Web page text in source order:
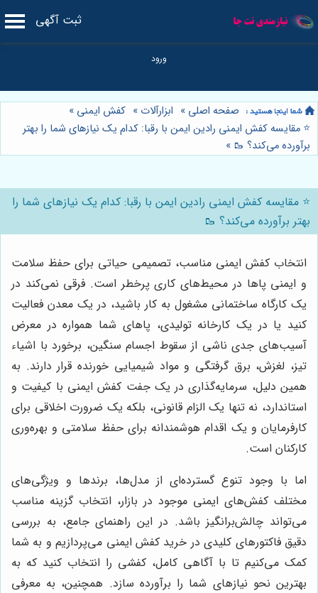
ثبت آگهی
صفحه اصلی » ابزارآلات » کفش ایمنی »
⭐️ مقایسه کفش ایمنی رادین ایمن با رقبا: کدام یک نیازهای شما را بهتر
برآورده می‌کند؟ 🥾 »
⭐️ مقایسه کفش ایمنی رادین ایمن با رقبا: کدام یک نیازهای شما را
بهتر برآورده می‌کند؟ 🥾
انتخاب کفش ایمنی مناسب، تصمیمی حیاتی برای حفظ سلامت
و ایمنی پاها در محیط‌های کاری پرخطر است. فرقی نمی‌کند در
یک کارگاه ساختمانی مشغول به کار باشید، در یک معدن فعالیت
کنید یا در یک کارخانه تولیدی، پاهای شما همواره در معرض
آسیب‌های جدی ناشی از سقوط اجسام سنگین، برخورد با اشیاء
تیز، لغزش، برق گرفتگی و مواد شیمیایی خورنده قرار دارند. به
همین دلیل، سرمایه‌گذاری در یک جفت کفش ایمنی با کیفیت و
استاندارد، نه تنها یک الزام قانونی، بلکه یک ضرورت اخلاقی برای
کارفرمایان و یک اقدام هوشمندانه برای حفظ سلامتی و بهره‌وری
کارکنان است.
اما با وجود تنوع گسترده‌ای از مدل‌ها، برندها و ویژگی‌های
مختلف کفش‌های ایمنی موجود در بازار، انتخاب گزینه مناسب
می‌تواند چالش‌برانگیز باشد. در این راهنمای جامع، به بررسی
دقیق فاکتورهای کلیدی در خرید کفش ایمنی می‌پردازیم و به شما
کمک می‌کنیم تا با آگاهی کامل، کفشی را انتخاب کنید که به
بهترین نحو نیازهای شما را برآورده سازد. همچنین، به معرفی